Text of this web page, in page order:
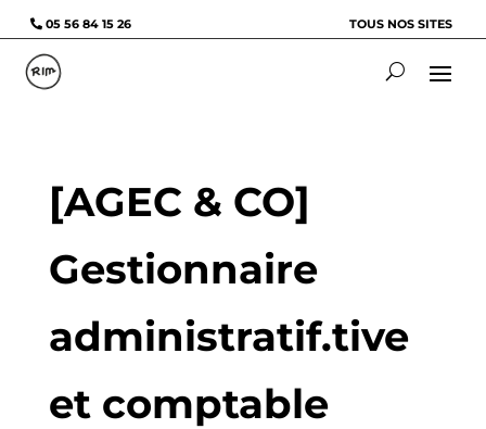
05 56 84 15 26 TOUS NOS SITES
[AGEC & CO]
Gestionnaire
administratif.tive
et comptable